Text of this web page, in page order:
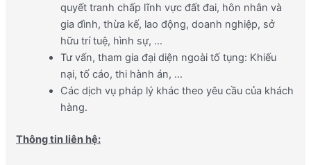
quyết tranh chấp lĩnh vực đất đai, hôn nhân và
gia đình, thừa kế, lao động, doanh nghiệp, sở
hữu trí tuệ, hình sự, …
Tư vấn, tham gia đại diện ngoài tố tụng: Khiếu
nại, tố cáo, thi hành án, …
Các dịch vụ pháp lý khác theo yêu cầu của khách
hàng.
Thông tin liên hệ: